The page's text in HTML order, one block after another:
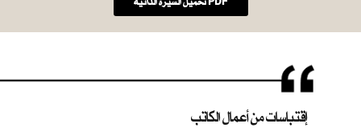
إقتباسات من أعمال الكاتب